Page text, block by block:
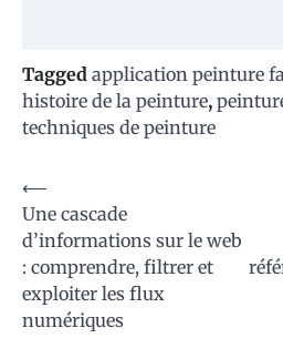
Tagged application peinture
histoire de la peinture,
techniques de peinture
Navigation
de
l’article
⟵
Une cascade
d’informations sur le web
: comprendre, filtrer et
exploiter les flux
numériques